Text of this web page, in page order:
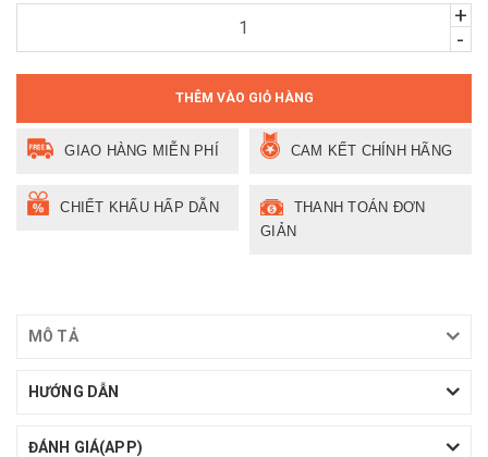
+
-
THÊM VÀO GIỎ HÀNG
GIAO HÀNG MIỄN PHÍ CAM KẾT CHÍNH HÃNG
CHIẾT KHẤU HẤP DẪN
THANH TOÁN ĐƠN
GIẢN
MÔ TẢ
HƯỚNG DẪN
ĐÁNH GIÁ(APP)